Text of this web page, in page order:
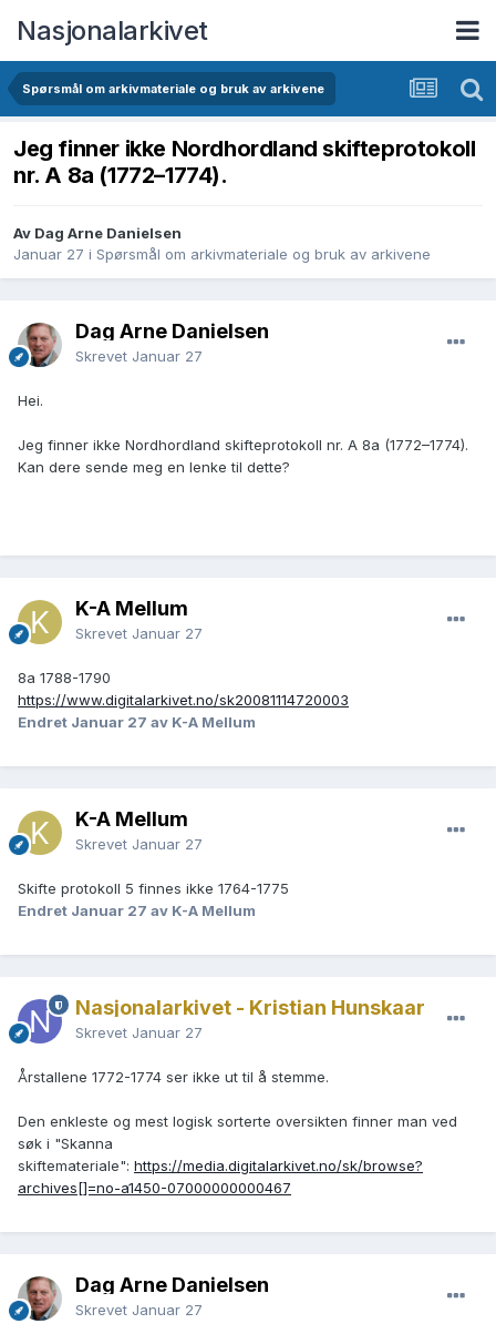
Nasjonalarkivet
Spørsmål om arkivmateriale og bruk av arkivene
Jeg finner ikke Nordhordland skifteprotokoll
nr. A 8a (1772–1774).
Av Dag Arne Danielsen
Januar 27 i Spørsmål om arkivmateriale og bruk av arkivene
Dag Arne Danielsen
Skrevet Januar 27
Hei.
Jeg finner ikke Nordhordland skifteprotokoll nr. A 8a (1772–1774).
Kan dere sende meg en lenke til dette?
K-A Mellum
Skrevet Januar 27
8a 1788-1790
https://www.digitalarkivet.no/sk20081114720003
Endret Januar 27 av K-A Mellum
K-A Mellum
Skrevet Januar 27
Skifte protokoll 5 finnes ikke 1764-1775
Endret Januar 27 av K-A Mellum
Nasjonalarkivet - Kristian Hunskaar
Skrevet Januar 27
Årstallene 1772-1774 ser ikke ut til å stemme.
Den enkleste og mest logisk sorterte oversikten finner man ved
søk i "Skanna
skiftemateriale": https://media.digitalarkivet.no/sk/browse?
archives[]=no-a1450-07000000000467
Dag Arne Danielsen
Skrevet Januar 27